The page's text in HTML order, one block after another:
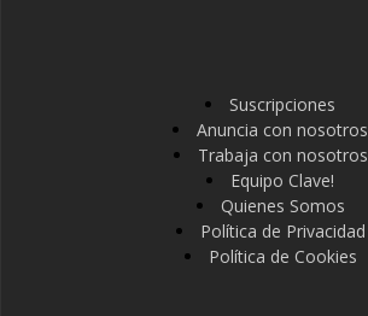
Suscripciones
Anuncia con nosotros
Trabaja con nosotros
Equipo Clave!
Quienes Somos
Política de Privacidad
Política de Cookies